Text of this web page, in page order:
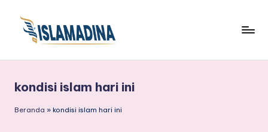
kondisi islam hari ini
Beranda » kondisi islam hari ini